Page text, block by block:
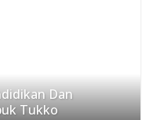
Dan
Tukko